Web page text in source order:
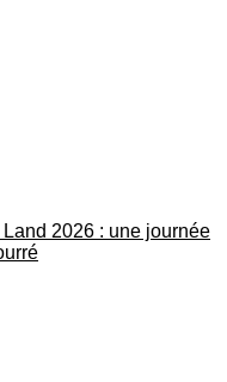
2026 : une journée